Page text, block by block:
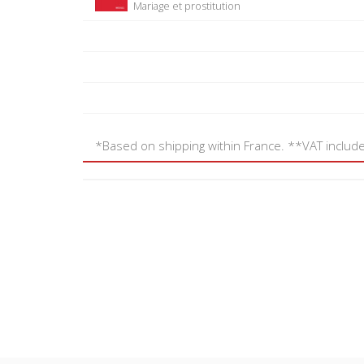
Mariage et prostitution
*Based on shipping within France. **VAT